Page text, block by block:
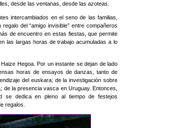
desde las ventanas, desde las azoteas.
intercambiados en el seno de las familias,
del “amigo invisible” entre compañeros
de encuentro en estas fiestas, que permite
las largas horas de trabajo acumuladas a lo
Hegoa. Por un instante se dejan de lado
horas de ensayos de danzas, tanto de
del euskara; de la investigación sobre
la presencia vasca en Uruguay. Entonces,
dedica en pleno al tiempo de festejos
regalos.